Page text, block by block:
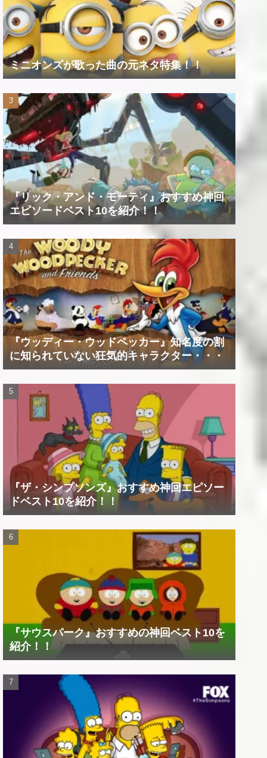
ミニオンズが歌った曲の元ネタ特集！！
『リック・アンド・モーティ』おすすめ神回
エピソードベスト10を紹介！！
『ウッディー・ウッドペッカー』知名度の割
に知られていない狂気的キャラクター・・・
『ザ・シンプソンズ』おすすめ神回エピソー
ドベスト10を紹介！！
『サウスパーク』おすすめの神回ベスト10を
紹介！！